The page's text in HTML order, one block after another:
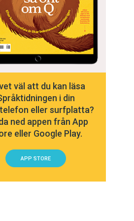
väl att du kan läsa
i din
eller surfplatta?
ned appen från App
eller Google Play.
APP STORE